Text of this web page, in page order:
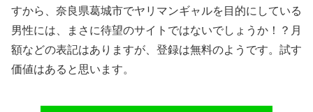
すから、奈良県葛城市でヤリマンギャルを目的にしている
男性には、まさに待望のサイトではないでしょうか！？月
額などの表記はありますが、登録は無料のようです。試す
価値はあると思います。